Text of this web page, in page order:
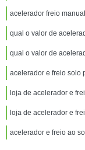
acelerador freio
qual o valor de
qual o valor de
acelerador e freio solo
loja de acelerador e
loja de acelerador e
acelerador e freio ao